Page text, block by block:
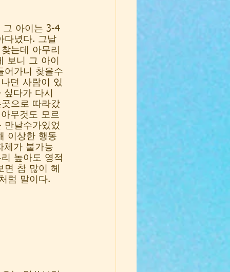
그 아이는 3-4
다녔다. 그날
는데 아무리
보니 그 아이
어가니 찾을수
던 사람이 있
싶다가 다시
으로 따라갔
무것도 모르
만날수가있었
이상한 행동
체가 불가능
높아도 영적
참 많이 헤
럼 말이다.